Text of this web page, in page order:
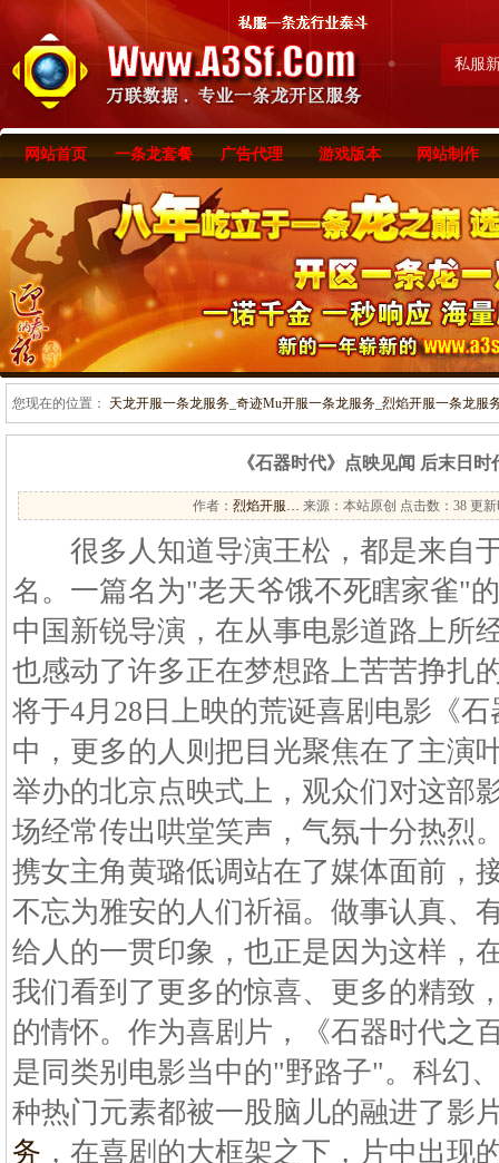
私服
网站首页 一条龙套餐 广告代理 游戏版本 网站制作
您现在的位置： 天龙开服一条龙服务_奇迹Mu开服一条龙服务_烈焰开服一条龙服
《石器时代》点映见闻 后末日时
作者： 烈焰开服… 来源：本站原创 点击数： 38 更新
很多人知道导演王松，都是来自
名。一篇名为"老天爷饿不死瞎家雀"
中国新锐导演，在从事电影道路上所
也感动了许多正在梦想路上苦苦挣扎
将于4月28日上映的荒诞喜剧电影《
中，更多的人则把目光聚焦在了主演
举办的北京点映式上，观众们对这部
场经常传出哄堂笑声，气氛十分热烈
携女主角黄璐低调站在了媒体面前，
不忘为雅安的人们祈福。做事认真、
给人的一贯印象，也正是因为这样，
我们看到了更多的惊喜、更多的精致
的情怀。作为喜剧片，《石器时代之
是同类别电影当中的"野路子"。科幻
种热门元素都被一股脑儿的融进了影
务 ，在喜剧的大框架之下，片中出现